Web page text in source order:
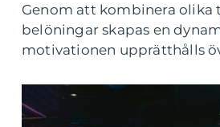
Genom att kombinera olika
belöningar skapas en
motivationen upprätthålls